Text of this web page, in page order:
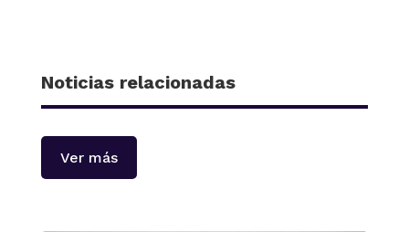
Noticias relacionadas
Ver más